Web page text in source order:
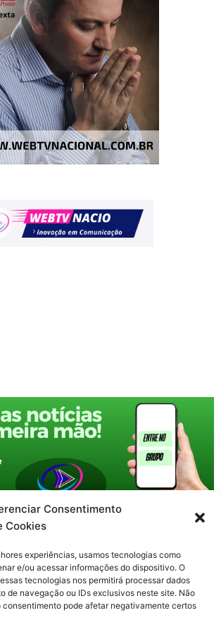
Consentimento
Cookies
experiências, usamos tecnologias como
e/ou acessar informações do dispositivo. O
tecnologias nos permitirá processar dados
de navegação ou IDs exclusivos neste site. Não
consentimento pode afetar negativamente certos